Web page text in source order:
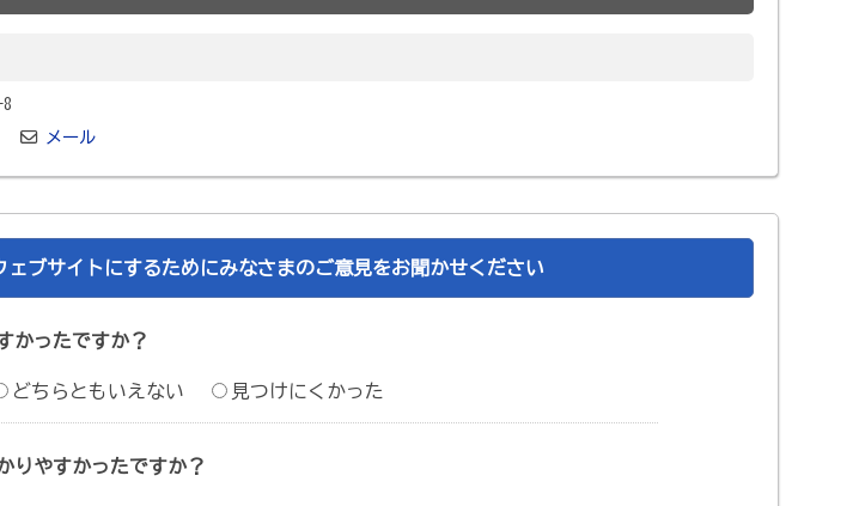
メール
ェブサイトにするためにみなさまのご意見をお聞かせください
かったですか？
どちらともいえない 見つけにくかった
りやすかったですか？